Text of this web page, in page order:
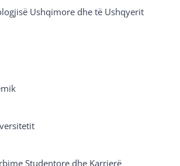
Ushqimore dhe të Ushqyerit
Studentore dhe Karrierë